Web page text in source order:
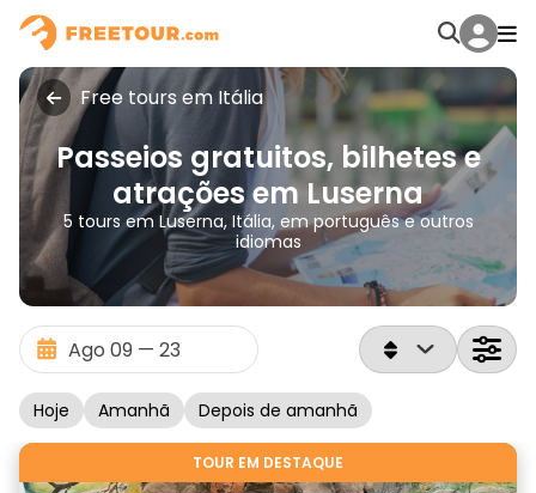
Free tours em Itália
Passeios gratuitos, bilhetes e
atrações em Luserna
5 tours em Luserna, Itália, em português e outros
idiomas
Hoje Amanhã Depois de amanhã
TOUR EM DESTAQUE